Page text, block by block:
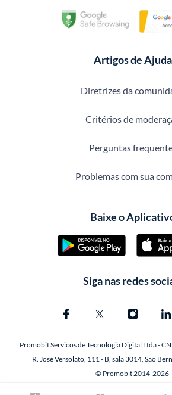
Artigos de Ajuda
Diretrizes da
Critérios de
Perguntas
Problemas com sua
Baixe o
Siga nas redes
Promobit Servicos de Tecnologia Digital Ltda -
R. José Versolato, 111 - B, sala 3014, São
© Promobit 2014-2026